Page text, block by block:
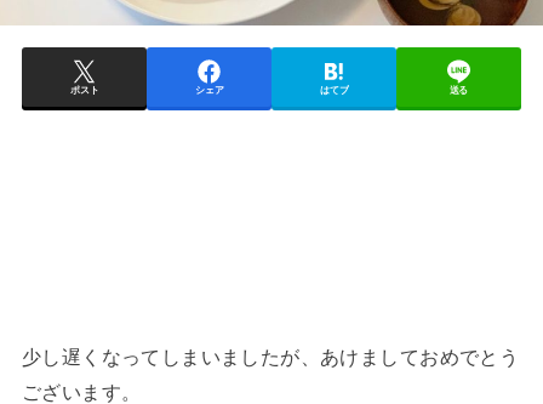
ポスト シェア はてブ 送る
少し遅くなってしまいましたが、あけましておめでとう
ございます。